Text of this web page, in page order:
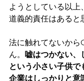
ようとしている以上
道義的責任はあると
法に触れてないから
ん。 嘘はつかない、
という小さい子供で
企業はしっかりと意